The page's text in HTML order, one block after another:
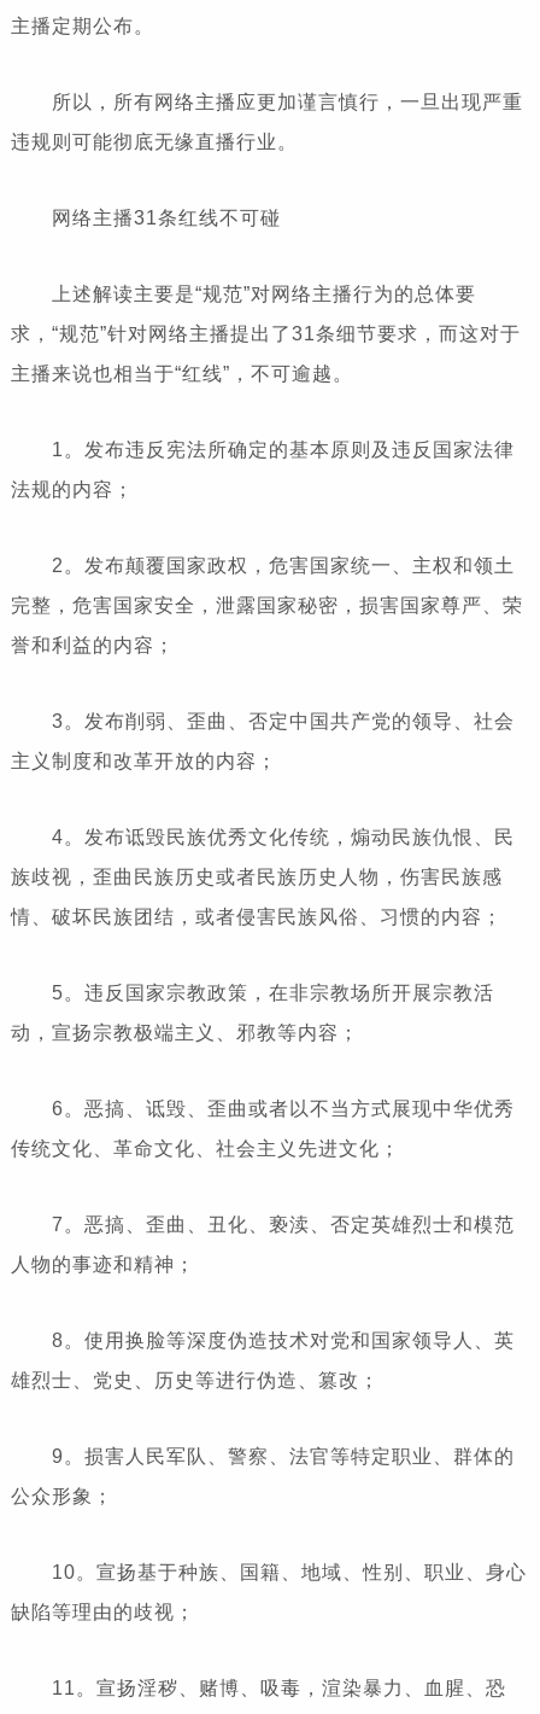
主播定期公布。
所以，所有网络主播应更加谨言慎行，一旦出现严重
违规则可能彻底无缘直播行业。
网络主播31条红线不可碰
上述解读主要是“规范”对网络主播行为的总体要
求，“规范”针对网络主播提出了31条细节要求，而这对于
主播来说也相当于“红线”，不可逾越。
1。发布违反宪法所确定的基本原则及违反国家法律
法规的内容；
2。发布颠覆国家政权，危害国家统一、主权和领土
完整，危害国家安全，泄露国家秘密，损害国家尊严、荣
誉和利益的内容；
3。发布削弱、歪曲、否定中国共产党的领导、社会
主义制度和改革开放的内容；
4。发布诋毁民族优秀文化传统，煽动民族仇恨、民
族歧视，歪曲民族历史或者民族历史人物，伤害民族感
情、破坏民族团结，或者侵害民族风俗、习惯的内容；
5。违反国家宗教政策，在非宗教场所开展宗教活
动，宣扬宗教极端主义、邪教等内容；
6。恶搞、诋毁、歪曲或者以不当方式展现中华优秀
传统文化、革命文化、社会主义先进文化；
7。恶搞、歪曲、丑化、亵渎、否定英雄烈士和模范
人物的事迹和精神；
8。使用换脸等深度伪造技术对党和国家领导人、英
雄烈士、党史、历史等进行伪造、篡改；
9。损害人民军队、警察、法官等特定职业、群体的
公众形象；
10。宣扬基于种族、国籍、地域、性别、职业、身心
缺陷等理由的歧视；
11。宣扬淫秽、赌博、吸毒，渲染暴力、血腥、恐